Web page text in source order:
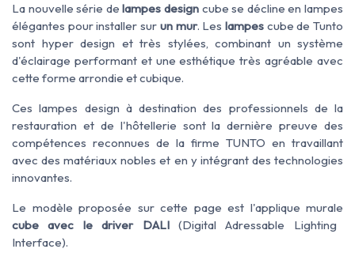
La nouvelle série delampes design cube se décline en lampes
élégantes pour installer sur un mur. Les lampescube de Tunto
sont hyper design et très stylées, combinant un système
d'éclairage performant et une esthétique très agréable avec
cette forme arrondie et cubique.
Ces lampes design à destination des professionnels de la
restauration et de l'hôtellerie sont la dernière preuve des
compétences reconnues de la firme TUNTO en travaillant
avec des matériaux nobles et en y intégrant des technologies
innovantes.
Le modèle proposée sur cette page est l'applique murale
cubeavec le driver DALI (Digital Adressable Lighting
Interface).